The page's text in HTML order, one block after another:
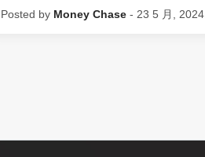
Posted by Money Chase- 23 5 月, 2024